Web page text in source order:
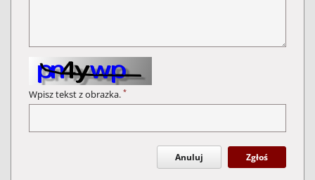
Wpisz tekst z obrazka. *
Anuluj Zgłoś